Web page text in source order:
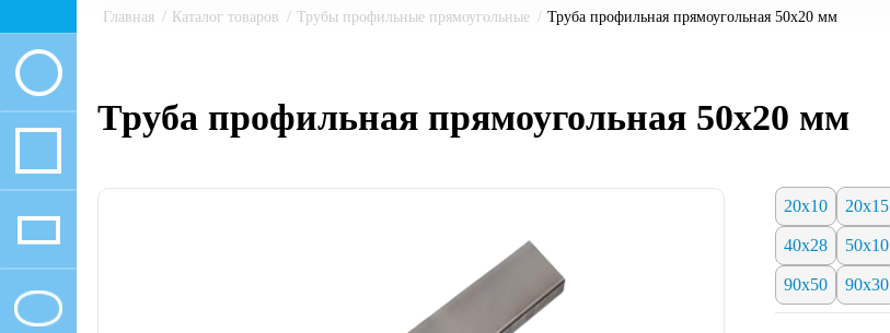
Главная Каталог товаров Трубы профильные прямоугольные Труба профильная прямоугольная 50х20 мм
Труба профильная прямоугольная 50х20 мм
20х10 20х15
40х28 50х10
90x50 90х30